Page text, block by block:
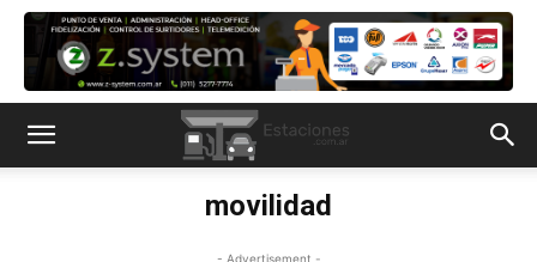
movilidad
- Advertisement -